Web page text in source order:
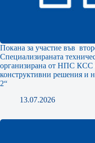
Покана за участие във
Специализираната
организирана от НПС
конструктивни решения и
2“
13.07.2026